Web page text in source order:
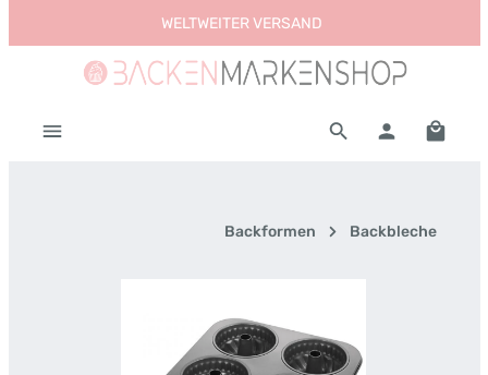
Zum Hauptinhalt springenWELTWEITER VERSAND
Backformen Backbleche